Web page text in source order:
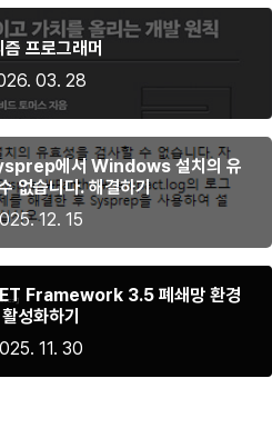
프로그래머
03. 28
에서 Windows 설치의 유
없습니다. 해결하기
12. 15
Framework 3.5 폐쇄망 환경
성화하기
11. 30